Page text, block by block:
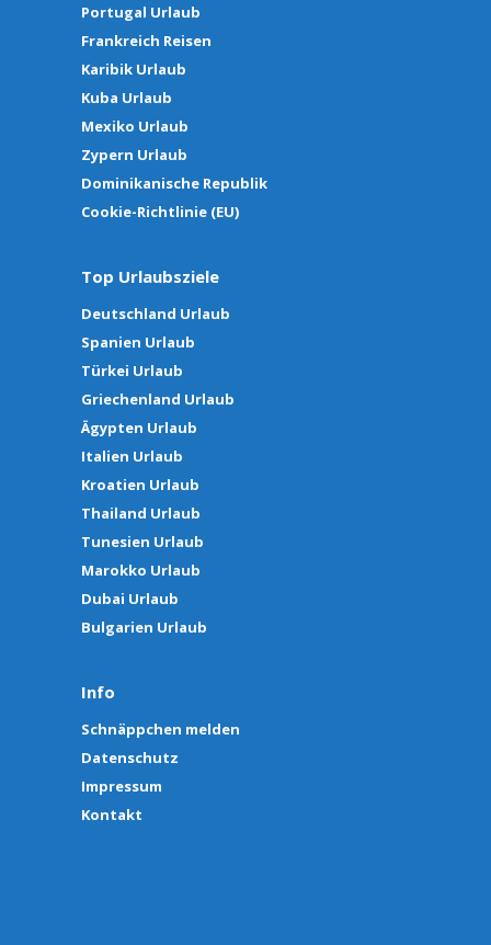
Portugal Urlaub
Frankreich Reisen
Karibik Urlaub
Kuba Urlaub
Mexiko Urlaub
Zypern Urlaub
Dominikanische Republik
Cookie-Richtlinie (EU)
Top Urlaubsziele
Deutschland Urlaub
Spanien Urlaub
Türkei Urlaub
Griechenland Urlaub
Ägypten Urlaub
Italien Urlaub
Kroatien Urlaub
Thailand Urlaub
Tunesien Urlaub
Marokko Urlaub
Dubai Urlaub
Bulgarien Urlaub
Info
Schnäppchen melden
Datenschutz
Impressum
Kontakt